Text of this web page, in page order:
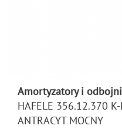
Amortyzatory i
HAFELE 356.12.370 K-
ANTRACYT MOCNY